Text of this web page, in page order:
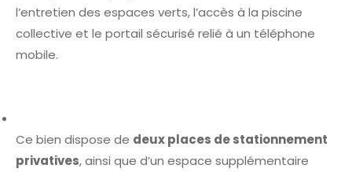
l’entretien des espaces verts, l’accès à la piscine
collective et le portail sécurisé relié à un téléphone
mobile.
Ce bien dispose de deux places de stationnement
privatives, ainsi que d’un espace supplémentaire